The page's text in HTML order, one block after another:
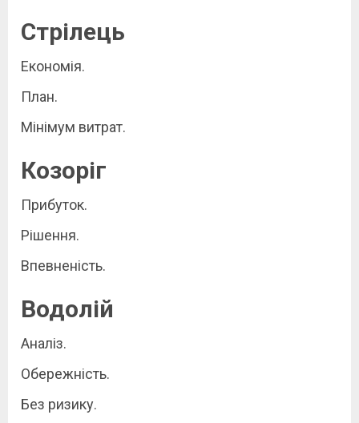
Стрілець
Економія.
План.
Мінімум витрат.
Козоріг
Прибуток.
Рішення.
Впевненість.
Водолій
Аналіз.
Обережність.
Без ризику.